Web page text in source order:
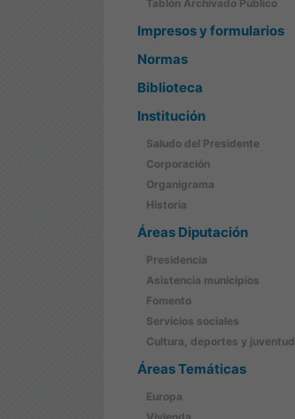
Tablón Archivado Público
Impresos y formularios
Normas
Biblioteca
Institución
Saludo del Presidente
Corporación
Organigrama
Historia
Áreas Diputación
Presidencia
Asistencia municipios
Fomento
Servicios sociales
Cultura, deportes y juventud
Áreas Temáticas
Europa